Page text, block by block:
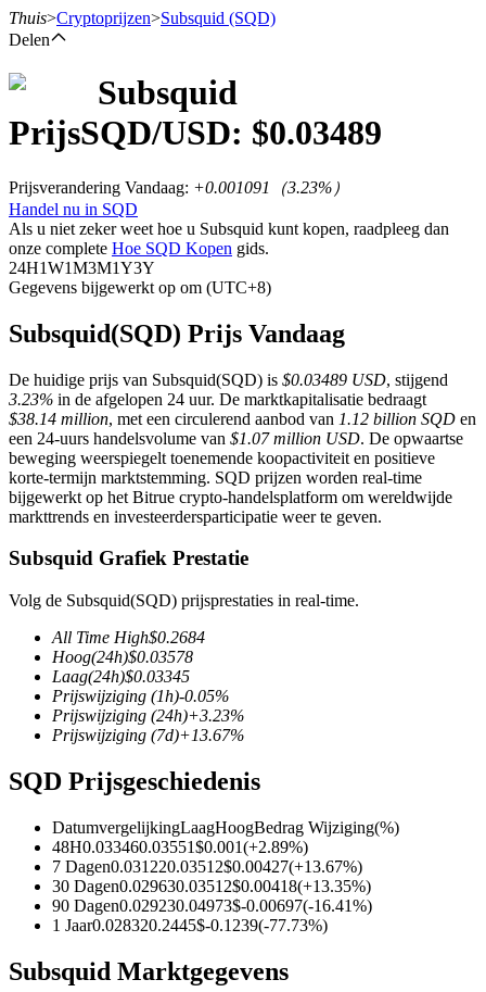
Termijncontracten
USDT-futures
TradFi
Derivaten voor aandelen, forex, edelmetalen en grondstoffen
USDC-futures
Thuis>Cryptoprijzen>Subsquid (SQD)
Delen
Subsquid
PrijsSQD/USD: $0.03489
Prijsverandering Vandaag: +0.001091 （3.23%）
Handel nu in SQD
Als u niet zeker weet hoe u Subsquid kunt kopen, raadpleeg dan
onze complete Hoe SQD Kopen gids.
24H1W1M3M1Y3Y
Gegevens bijgewerkt op om (UTC+8)
Subsquid(SQD) Prijs Vandaag
De huidige prijs van Subsquid(SQD) is $0.03489 USD, stijgend
3.23% in de afgelopen 24 uur. De marktkapitalisatie bedraagt
$38.14 million, met een circulerend aanbod van 1.12 billion SQD en
een 24-uurs handelsvolume van $1.07 million USD. De opwaartse
beweging weerspiegelt toenemende koopactiviteit en positieve
korte-termijn marktstemming. SQD prijzen worden real-time
bijgewerkt op het Bitrue crypto-handelsplatform om wereldwijde
markttrends en investeerdersparticipatie weer te geven.
Subsquid Grafiek Prestatie
Volg de Subsquid(SQD) prijsprestaties in real-time.
All Time High$0.2684
Hoog(24h)$0.03578
Laag(24h)$0.03345
Prijswijziging (1h)-0.05%
Prijswijziging (24h)+3.23%
Prijswijziging (7d)+13.67%
SQD Prijsgeschiedenis
DatumvergelijkingLaagHoogBedrag Wijziging(%)
48H0.033460.03551$0.001(+2.89%)
7 Dagen0.031220.03512$0.00427(+13.67%)
30 Dagen0.029630.03512$0.00418(+13.35%)
90 Dagen0.029230.04973$-0.00697(-16.41%)
1 Jaar0.028320.2445$-0.1239(-77.73%)
Subsquid Marktgegevens